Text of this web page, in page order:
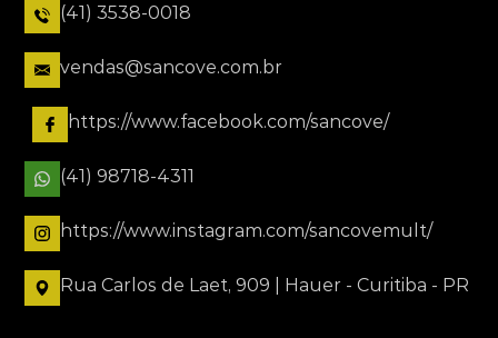
(41) 3538-0018
vendas@sancove.com.br
https://www.facebook.com/sancove/
(41) 98718-4311
https://www.instagram.com/sancovemult/
Rua Carlos de Laet, 909 | Hauer - Curitiba - PR